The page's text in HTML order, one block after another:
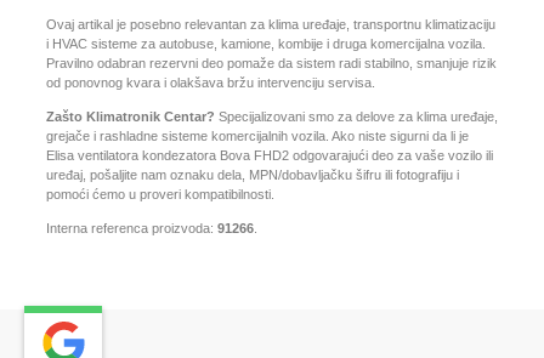
Ovaj artikal je posebno relevantan za klima uređaje, transportnu klimatizaciju
i HVAC sisteme za autobuse, kamione, kombije i druga komercijalna vozila.
Pravilno odabran rezervni deo pomaže da sistem radi stabilno, smanjuje rizik
od ponovnog kvara i olakšava bržu intervenciju servisa.
Zašto Klimatronik Centar? Specijalizovani smo za delove za klima uređaje,
grejače i rashladne sisteme komercijalnih vozila. Ako niste sigurni da li je
Elisa ventilatora kondezatora Bova FHD2 odgovarajući deo za vaše vozilo ili
uređaj, pošaljite nam oznaku dela, MPN/dobavljačku šifru ili fotografiju i
pomoći ćemo u proveri kompatibilnosti.
Interna referenca proizvoda: 91266.